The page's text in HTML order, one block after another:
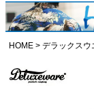
HOME デラックスウ